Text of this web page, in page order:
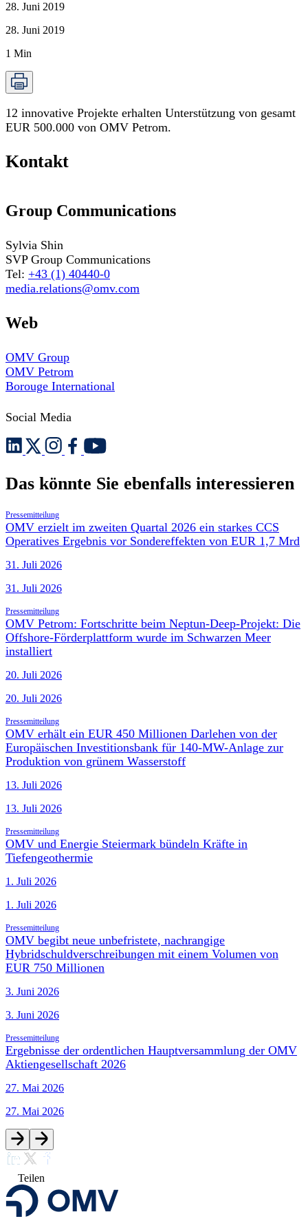
28. Juni 2019
28. Juni 2019
1 Min
12 innovative Projekte erhalten Unterstützung von gesamt
EUR 500.000 von OMV Petrom.
Kontakt
Group Communications
Sylvia Shin
SVP Group Communications
Tel: +43 (1) 40440-0
media.relations@omv.com
Web
OMV Group
OMV Petrom
Borouge International
Social Media
Das könnte Sie ebenfalls interessieren
Pressemitteilung
OMV erzielt im zweiten Quartal 2026 ein starkes CCS
Operatives Ergebnis vor Sondereffekten von EUR 1,7 Mrd
31. Juli 2026
31. Juli 2026
Pressemitteilung
OMV Petrom: Fortschritte beim Neptun-Deep-Projekt: Die
Offshore-Förderplattform wurde im Schwarzen Meer
installiert
20. Juli 2026
20. Juli 2026
Pressemitteilung
OMV erhält ein EUR 450 Millionen Darlehen von der
Europäischen Investitionsbank für 140-MW-Anlage zur
Produktion von grünem Wasserstoff
13. Juli 2026
13. Juli 2026
Pressemitteilung
OMV und Energie Steiermark bündeln Kräfte in
Tiefengeothermie
1. Juli 2026
1. Juli 2026
Pressemitteilung
OMV begibt neue unbefristete, nachrangige
Hybridschuldverschreibungen mit einem Volumen von
EUR 750 Millionen
3. Juni 2026
3. Juni 2026
Pressemitteilung
Ergebnisse der ordentlichen Hauptversammlung der OMV
Aktiengesellschaft 2026
27. Mai 2026
27. Mai 2026
Teilen